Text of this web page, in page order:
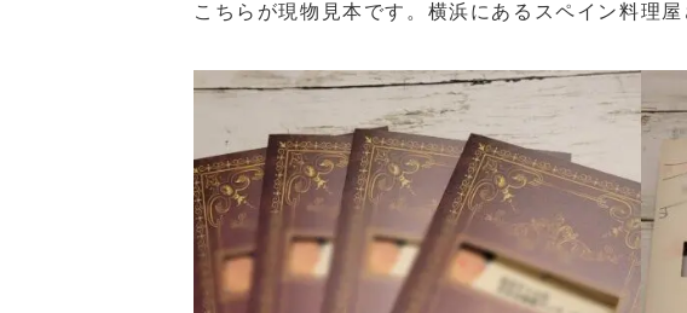
こちらが現物見本です。横浜にあるスペイン料理